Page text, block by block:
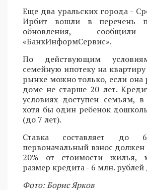
Еще два уральских города -
Ирбит вошли в перечень
обновления,
«БанкИнформСервис».
По действующим
семейную ипотеку на
рынке можно только, если она
доме не старше 20 лет.
условиях доступен семьям,
хотя бы один ребенок
(до 7 лет).
Ставка составляет до
первоначальный взнос
20% от стоимости жилья,
размер кредита - 6 млн.
Фото: Борис Ярков